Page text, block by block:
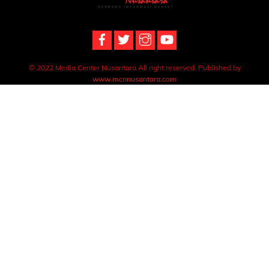
To
© 2022 Media Center Nusantara All right reserved. Published by
www.mcnnusantara.com